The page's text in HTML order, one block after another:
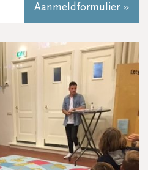
Aanmeldformulier »